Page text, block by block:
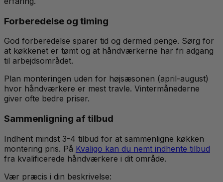
Forberedelse og timing
God forberedelse sparer tid og dermed penge. Sørg for
at køkkenet er tømt og at håndværkerne har fri adgang
til arbejdsområdet.
Plan monteringen uden for højsæsonen (april-august)
hvor håndværkere er mest travle. Vintermånederne
giver ofte bedre priser.
Sammenligning af tilbud
Indhent mindst 3-4 tilbud for at sammenligne køkken
montering pris. På Kvaligo kan du nemt indhente tilbud
fra kvalificerede håndværkere i dit område.
Vær præcis i din beskrivelse: